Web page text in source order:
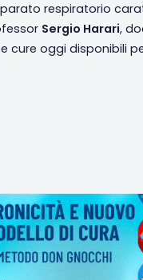
respiratorio
Sergio Harari,
cure oggi disponibili